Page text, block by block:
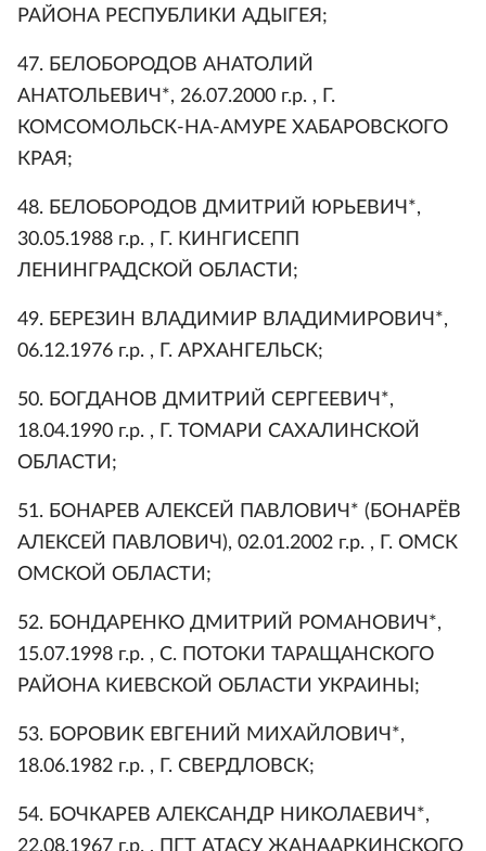
РАЙОНА РЕСПУБЛИКИ АДЫГЕЯ;
47. БЕЛОБОРОДОВ АНАТОЛИЙ
АНАТОЛЬЕВИЧ*, 26.07.2000 г.р. , Г.
КОМСОМОЛЬСК-НА-АМУРЕ ХАБАРОВСКОГО
КРАЯ;
48. БЕЛОБОРОДОВ ДМИТРИЙ ЮРЬЕВИЧ*,
30.05.1988 г.р. , Г. КИНГИСЕПП
ЛЕНИНГРАДСКОЙ ОБЛАСТИ;
49. БЕРЕЗИН ВЛАДИМИР ВЛАДИМИРОВИЧ*,
06.12.1976 г.р. , Г. АРХАНГЕЛЬСК;
50. БОГДАНОВ ДМИТРИЙ СЕРГЕЕВИЧ*,
18.04.1990 г.р. , Г. ТОМАРИ САХАЛИНСКОЙ
ОБЛАСТИ;
51. БОНАРЕВ АЛЕКСЕЙ ПАВЛОВИЧ* (БОНАРЁВ
АЛЕКСЕЙ ПАВЛОВИЧ), 02.01.2002 г.р. , Г. ОМСК
ОМСКОЙ ОБЛАСТИ;
52. БОНДАРЕНКО ДМИТРИЙ РОМАНОВИЧ*,
15.07.1998 г.р. , С. ПОТОКИ ТАРАЩАНСКОГО
РАЙОНА КИЕВСКОЙ ОБЛАСТИ УКРАИНЫ;
53. БОРОВИК ЕВГЕНИЙ МИХАЙЛОВИЧ*,
18.06.1982 г.р. , Г. СВЕРДЛОВСК;
54. БОЧКАРЕВ АЛЕКСАНДР НИКОЛАЕВИЧ*,
22.08.1967 г.р. , ПГТ АТАСУ ЖАНААРКИНСКОГО